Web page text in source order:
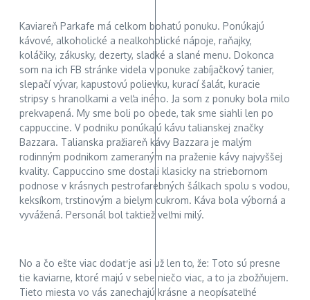
Kaviareň Parkafe má celkom bohatú ponuku. Ponúkajú
kávové, alkoholické a nealkoholické nápoje, raňajky,
koláčiky, zákusky, dezerty, sladké a slané menu. Dokonca
som na ich FB stránke videla v ponuke zabíjačkový tanier,
slepačí vývar, kapustovú polievku, kurací šalát, kuracie
stripsy s hranolkami a veľa iného. Ja som z ponuky bola milo
prekvapená. My sme boli po obede, tak sme siahli len po
cappuccine. V podniku ponúkajú kávu talianskej značky
Bazzara. Talianska pražiareň kávy Bazzara je malým
rodinným podnikom zameraným na praženie kávy najvyššej
kvality. Cappuccino sme dostali klasicky na striebornom
podnose v krásnych pestrofarebných šálkach spolu s vodou,
keksíkom, trstinovým a bielym cukrom. Káva bola výborná a
vyvážená. Personál bol taktiež veľmi milý.
No a čo ešte viac dodať je asi už len to, že: Toto sú presne
tie kaviarne, ktoré majú v sebe niečo viac, a to ja zbožňujem.
Tieto miesta vo vás zanechajú krásne a neopísateľné